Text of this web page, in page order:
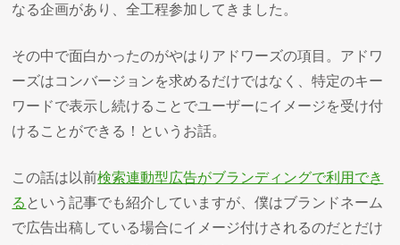
なる企画があり、全工程参加してきました。
その中で面白かったのがやはりアドワーズの項目。アドワ
ーズはコンバージョンを求めるだけではなく、特定のキー
ワードで表示し続けることでユーザーにイメージを受け付
けることができる！というお話。
この話は以前検索連動型広告がブランディングで利用でき
る という記事でも紹介していますが、僕はブランドネーム
で広告出稿している場合にイメージ付けされるのだとだけ